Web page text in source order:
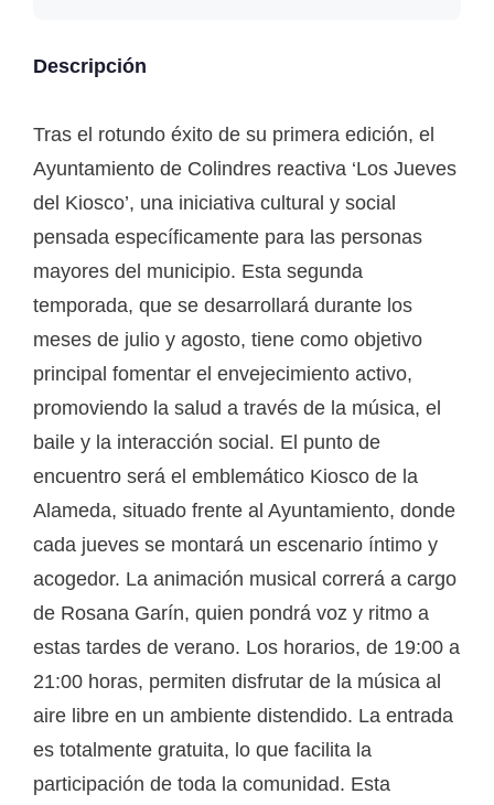
Descripción
Tras el rotundo éxito de su primera edición, el
Ayuntamiento de Colindres reactiva ‘Los Jueves
del Kiosco’, una iniciativa cultural y social
pensada específicamente para las personas
mayores del municipio. Esta segunda
temporada, que se desarrollará durante los
meses de julio y agosto, tiene como objetivo
principal fomentar el envejecimiento activo,
promoviendo la salud a través de la música, el
baile y la interacción social. El punto de
encuentro será el emblemático Kiosco de la
Alameda, situado frente al Ayuntamiento, donde
cada jueves se montará un escenario íntimo y
acogedor. La animación musical correrá a cargo
de Rosana Garín, quien pondrá voz y ritmo a
estas tardes de verano. Los horarios, de 19:00 a
21:00 horas, permiten disfrutar de la música al
aire libre en un ambiente distendido. La entrada
es totalmente gratuita, lo que facilita la
participación de toda la comunidad. Esta